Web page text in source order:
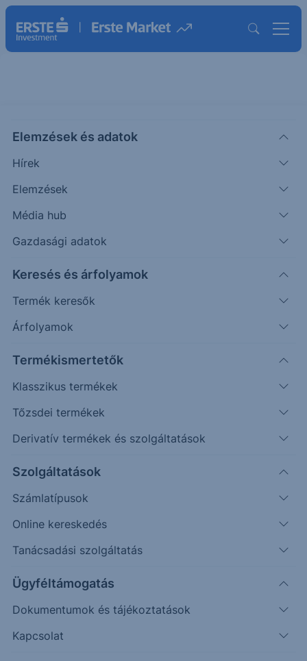
Elemzések és adatok
Hírek
Elemzések
Média hub
Gazdasági adatok
Keresés és árfolyamok
Termék keresők
Árfolyamok
Termékismertetők
Klasszikus termékek
Tőzsdei termékek
Derivatív termékek és szolgáltatások
Szolgáltatások
Számlatípusok
Online kereskedés
Tanácsadási szolgáltatás
Ügyféltámogatás
Dokumentumok és tájékoztatások
Kapcsolat
INDEXKÖVETŐ BEFEKTETÉSI
ALAP
8.5081
Árfolyam dátuma:
Árfolyamértesítő rögzítése
Alap összehasonlítása
Alapkezelő
ERSTE ALAPKEZELŐ ZRT.
ISIN
HU0000704200
Fenntarthatóság
Időtáv
Hosszútáv
Nettó eszközérték
46 593 566 804 HUF
forintban
Indulás
2006.04.28.
Elszámolás
Vételi: T+2 nap;